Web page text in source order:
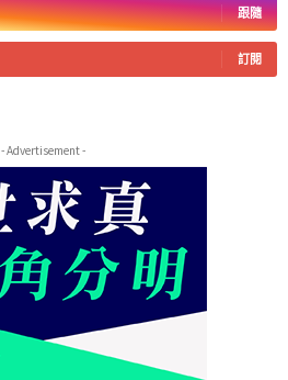
跟隨
訂閱
- Advertisement -